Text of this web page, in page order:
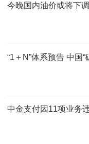
今晚国内油价或将下
“1＋N”体系预告 中国
中金支付因11项业务